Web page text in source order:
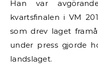
Han var
kvartsfinalen i VM
som drev laget
under press gjorde
landslaget.